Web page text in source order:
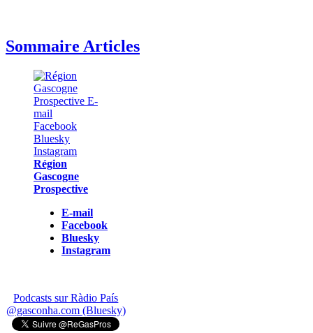
Sommaire Articles
Région
Gascogne
Prospective
E-mail
Facebook
Bluesky
Instagram
Podcasts sur Ràdio País
@gasconha.com (Bluesky)